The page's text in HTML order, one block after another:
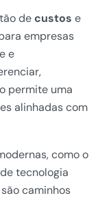
decustos e
empresas
e
permite uma
alinhadas com
como o
tecnologia
caminhos